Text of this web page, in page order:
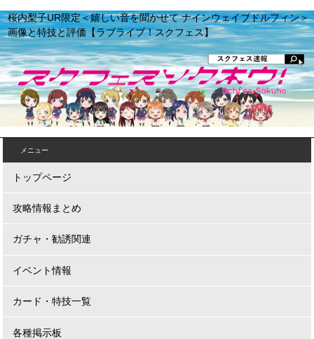
桜内梨子UR限定＜嬉しい音を聞かせて ナインウェイブドルフィン＞
画像と特技と評価【ラブライブ！スクフェス】
メニュー
トップページ
攻略情報まとめ
ガチャ・勧誘関連
イベント情報
カード・特技一覧
各種掲示板